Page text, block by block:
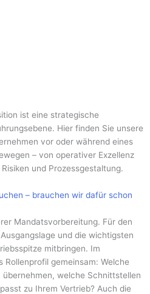
ist eine strategische
Hier finden Sie unsere
vor oder während eines
– von operativer Exzellenz
und Prozessgestaltung.
– brauchen wir dafür schon
Mandatsvorbereitung. Für den
und die wichtigsten
mitbringen. Im
gemeinsam: Welche
welche Schnittstellen
zu Ihrem Vertrieb? Auch die